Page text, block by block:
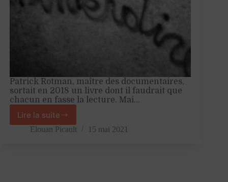
Patrick Rotman, maître des documentaires,
sortait en 2018 un livre dont il faudrait que
chacun en fasse la lecture. Mai…
Lire la suite
Comment
Mai
Elouan Picault 15 mai 2021